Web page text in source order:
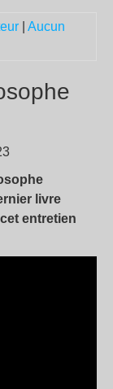
Aucun
livre
entretien